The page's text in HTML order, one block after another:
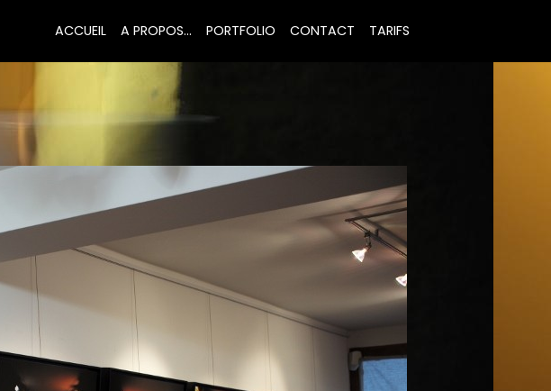
ACCUEIL A PROPOS... PORTFOLIO CONTACT TARIFS